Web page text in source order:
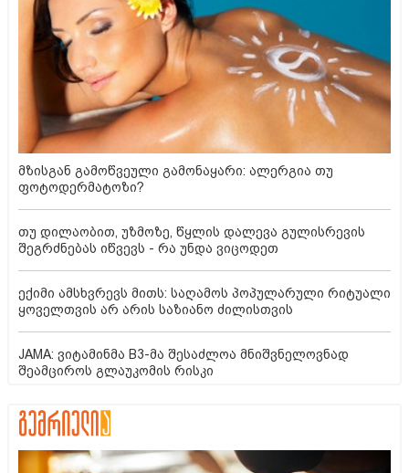
მზისგან გამოწვეული გამონაყარი: ალერგია თუ
ფოტოდერმატოზი?
თუ დილაობით, უზმოზე, წყლის დალევა გულისრევის
შეგრძნებას იწვევს - რა უნდა ვიცოდეთ
ექიმი ამსხვრევს მითს: საღამოს პოპულარული რიტუალი
ყოველთვის არ არის საზიანო ძილისთვის
JAMA: ვიტამინმა B3-მა შესაძლოა მნიშვნელოვნად
შეამციროს გლაუკომის რისკი